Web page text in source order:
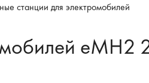
станции для электромобилей
eMH2